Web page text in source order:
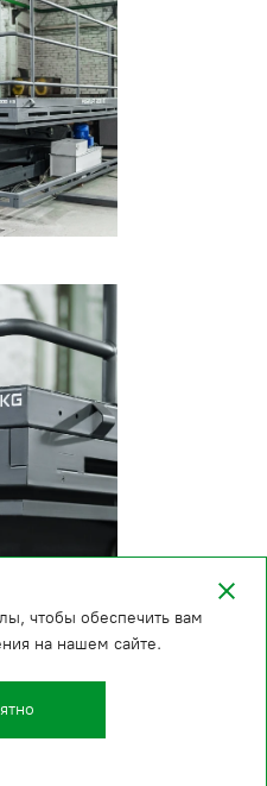
чтобы обеспечить вам
на нашем сайте.